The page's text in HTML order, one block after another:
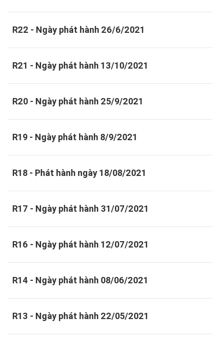
R22 - Ngày phát hành 26/6/2021
R21 - Ngày phát hành 13/10/2021
R20 - Ngày phát hành 25/9/2021
R19 - Ngày phát hành 8/9/2021
R18 - Phát hành ngày 18/08/2021
R17 - Ngày phát hành 31/07/2021
R16 - Ngày phát hành 12/07/2021
R14 - Ngày phát hành 08/06/2021
R13 - Ngày phát hành 22/05/2021